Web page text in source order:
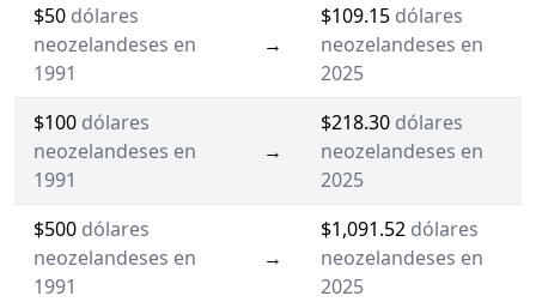
$50 dólares
neozelandeses en
1991
→
$109.15 dólares
neozelandeses en
2025
$100 dólares
neozelandeses en
1991
→
$218.30 dólares
neozelandeses en
2025
$500 dólares
neozelandeses en
1991
→
$1,091.52 dólares
neozelandeses en
2025